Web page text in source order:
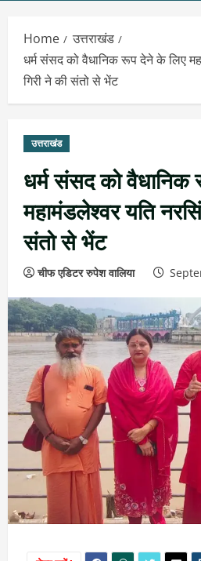
Home
उत्तराखंड
धर्म संसद को वैधानिक रूप देने के लिए
गिरी ने की संतो से भेंट
उत्तराखंड
धर्म संसद को
महामंडलेश्वर यति
संतो से भेंट
चीफ एडिटर रुपेश वालिया